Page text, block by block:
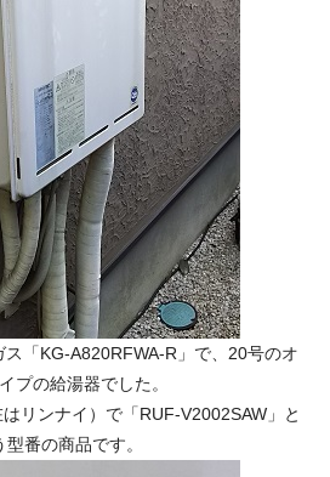
「KG-A820RFWA-R」で、20号のオ
プの給湯器でした。
リンナイ）で「RUF-V2002SAW」と
型番の商品です。